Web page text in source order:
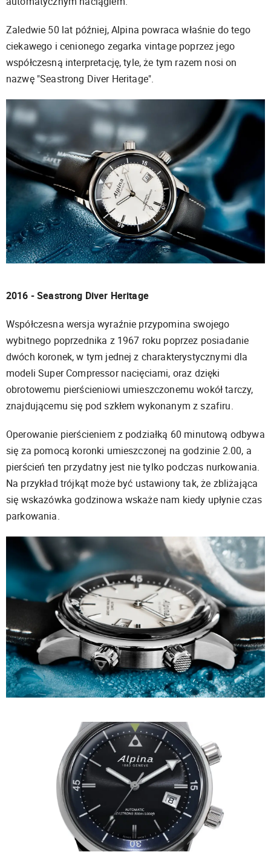
Zaledwie 50 lat później, Alpina powraca właśnie do tego
ciekawego i cenionego zegarka vintage poprzez jego
współczesną interpretację, tyle, że tym razem nosi on
nazwę "Seastrong Diver Heritage".
2016 - Seastrong Diver Heritage
Współczesna wersja wyraźnie przypomina swojego
wybitnego poprzednika z 1967 roku poprzez posiadanie
dwóch koronek, w tym jednej z charakterystycznymi dla
modeli Super Compressor nacięciami, oraz dzięki
obrotowemu pierścieniowi umieszczonemu wokół tarczy,
znajdującemu się pod szkłem wykonanym z szafiru.
Operowanie pierścieniem z podziałką 60 minutową odbywa
się za pomocą koronki umieszczonej na godzinie 2.00, a
pierścień ten przydatny jest nie tylko podczas nurkowania.
Na przykład trójkąt może być ustawiony tak, że zbliżająca
się wskazówka godzinowa wskaże nam kiedy upłynie czas
parkowania.